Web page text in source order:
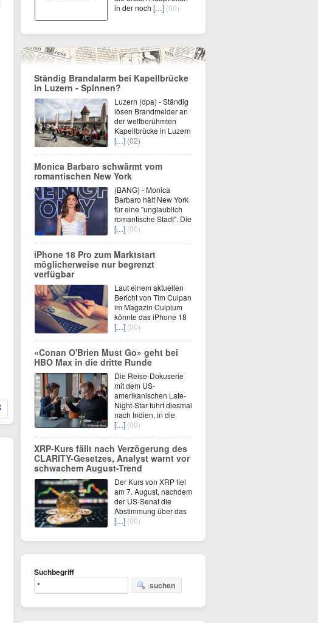
in der noch […] (00)
Ständig Brandalarm bei Kapellbrücke
in Luzern - Spinnen?
Luzern (dpa) - Ständig
lösen Brandmelder an
der weltberühmten
Kapellbrücke in Luzern
[…] (02)
Monica Barbaro schwärmt vom
romantischen New York
(BANG) - Monica
Barbaro hält New York
für eine "unglaublich
romantische Stadt". Die
[…] (00)
iPhone 18 Pro zum Marktstart
möglicherweise nur begrenzt
verfügbar
Laut einem aktuellen
Bericht von Tim Culpan
im Magazin Culpium
könnte das iPhone 18
[…] (00)
«Conan O'Brien Must Go» geht bei
HBO Max in die dritte Runde
Die Reise-Dokuserie
mit dem US-
amerikanischen Late-
Night-Star führt diesmal
nach Indien, in die
[…] (00)
XRP-Kurs fällt nach Verzögerung des
CLARITY-Gesetzes, Analyst warnt vor
schwachem August-Trend
Der Kurs von XRP fiel
am 7. August, nachdem
der US-Senat die
Abstimmung über das
[…] (00)
Suchbegriff
suchen